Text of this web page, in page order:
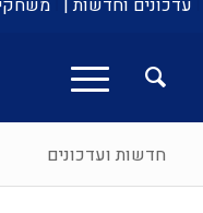
עדכונים וחדשות |
חדשות ועדכונים